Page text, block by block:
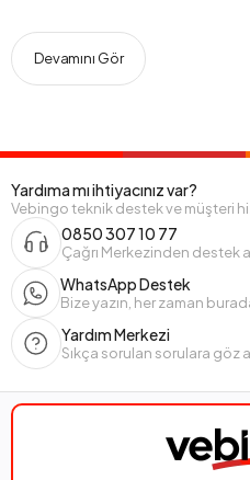
Devamını Gör
Yardıma mı ihtiyacınız var?
Vebingo teknik destek ve müşteri
0850 307 10 77
Çağrı Merkezinden destek
WhatsApp Destek
Bize yazın, her zaman
Yardım Merkezi
Sıkça sorulan sorulara göz